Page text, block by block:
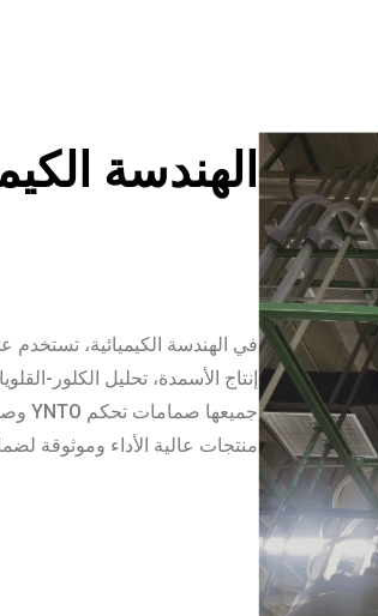
الهندسة
في الهندسة الكيميائية، تستخدم
إنتاج الأسمدة، تحليل الكلور-
منتجات عالية الأداء وموثوقة